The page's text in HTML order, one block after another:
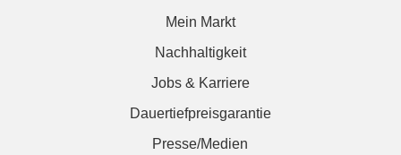
Mein Markt
Nachhaltigkeit
Jobs & Karriere
Dauertiefpreisgarantie
Presse/Medien